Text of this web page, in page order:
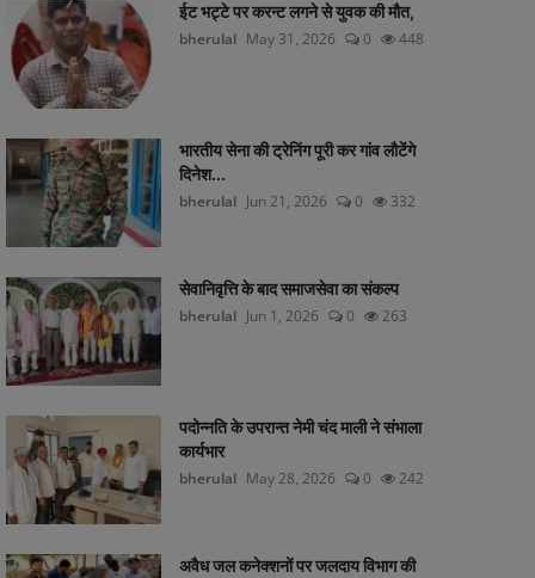
ईट भट्टे पर करन्ट लगने से युवक की मौत,
bherulal May 31, 2026 0 448
भारतीय सेना की ट्रेनिंग पूरी कर गांव लौटेंगे
दिनेश...
bherulal Jun 21, 2026 0 332
सेवानिवृत्ति के बाद समाजसेवा का संकल्प
bherulal Jun 1, 2026 0 263
पदोन्नति के उपरान्त नेमी चंद माली ने संभाला
कार्यभार
bherulal May 28, 2026 0 242
अवैध जल कनेक्शनों पर जलदाय विभाग की